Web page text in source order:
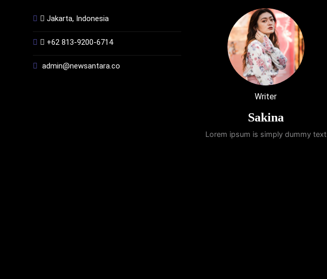
Jakarta, Indonesia
+62 813-9200-6714
admin@newsantara.co
Writer
Sakina
Lorem ipsum is simply dummy text